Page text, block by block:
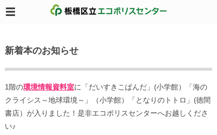
新着本のお知らせ
1階の環境情報資料室に「だいすきこぱんだ」(小学館）「海の
クライシス～地球環境～」（小学館）「となりのトトロ」(徳間
書店）が入りました！是非エコポリスセンターへお越しくださ
い♪